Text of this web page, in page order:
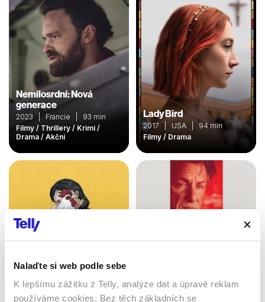
Nalaďte si web podle sebe
K lepšímu zážitku z Telly, analýze dat a úpravě reklam
používáme cookies. Bez těch základních se
Nemilosrdní: Nová
generace
2023 | Francie | 93 min
Filmy / Thrillery / Krimi /
Drama / Akční
Lady Bird
2017 | USA | 94 min
Filmy / Drama